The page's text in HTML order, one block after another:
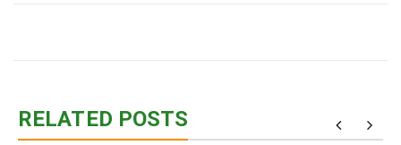
RELATED POSTS